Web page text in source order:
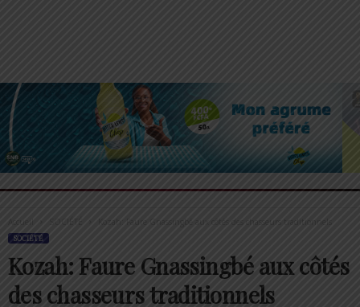
Accueil Kozah: Faure Gnassingbé aux côtés des chasseurs traditionnels
SOCIÉTÉ
Kozah: Faure Gnassingbé aux côtés
des chasseurs traditionnels